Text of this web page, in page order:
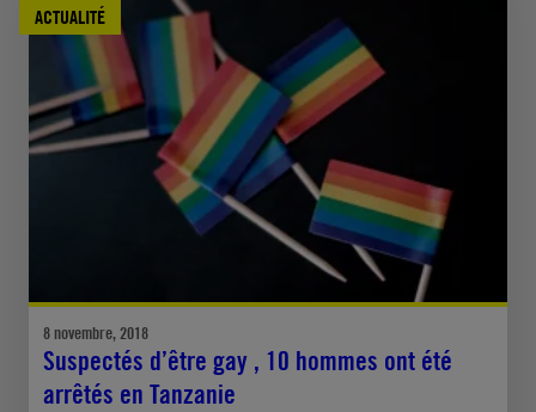
ACTUALITÉ
8 novembre, 2018
Suspectés d’être gay , 10 hommes ont été
arrêtés en Tanzanie